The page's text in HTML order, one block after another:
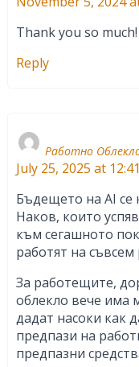
Thank you so much!
Reply
Работно
July 25, 2025 at 12:41
Бъдещето на AI се
Наков, които
към сегашното
работят на
За работещите,
облекло вече има
дадат насоки как
предпази на
предпазни